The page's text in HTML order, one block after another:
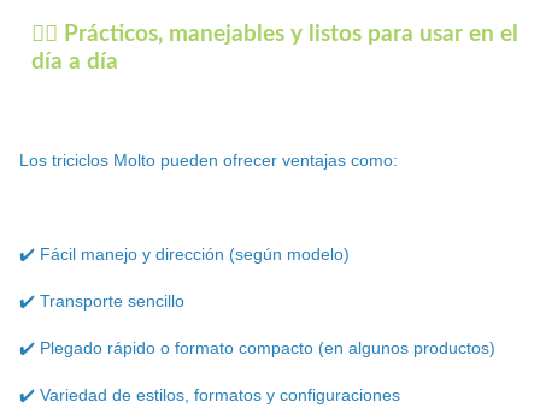
🚶‍♀️ Prácticos, manejables y listos para usar en el
día a día
Los triciclos Molto pueden ofrecer ventajas como:
✔️ Fácil manejo y dirección (según modelo)
✔️ Transporte sencillo
✔️ Plegado rápido o formato compacto (en algunos productos)
✔️ Variedad de estilos, formatos y configuraciones